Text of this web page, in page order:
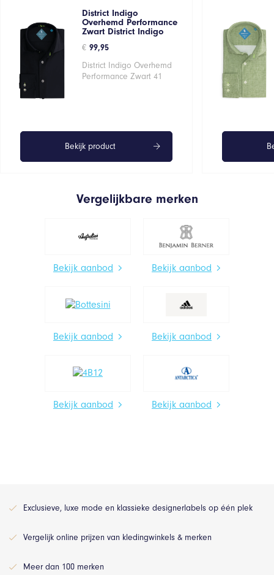
District Indigo
Overhemd Performance
Zwart District Indigo
€ 99,95
District Indigo Overhemd
Performance Zwart 41
Bekijk product
Vergelijkbare merken
Bekijk aanbod Bekijk aanbod
Bekijk aanbod Bekijk aanbod
Bekijk aanbod Bekijk aanbod
Exclusieve, luxe mode en klassieke designerlabels op één plek
Vergelijk online prijzen van kledingwinkels & merken
Meer dan 100 merken